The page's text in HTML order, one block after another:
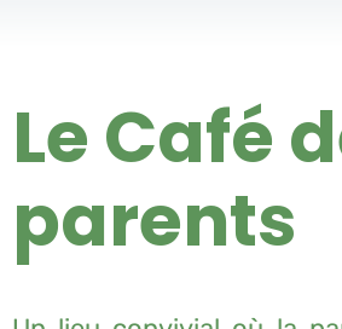
Le Café
parents